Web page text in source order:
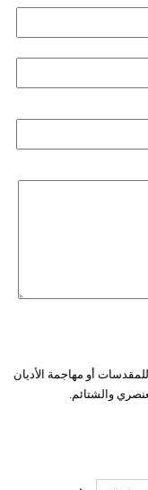
أو مهاجمة الأديان
والشتائم.